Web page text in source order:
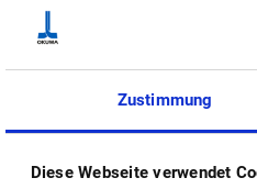
Zustimmung
Diese Webseite verwendet
ausgestattet: Sie
Daten.
tragen entscheidend zu
selbst unerfahrenem
der Werkzeugmaschinen
stark zu. Dabei